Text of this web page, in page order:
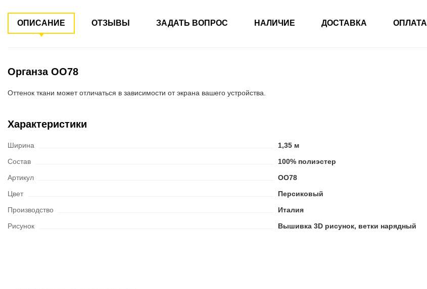
ОПИСАНИЕ ОТЗЫВЫ ЗАДАТЬ ВОПРОС НАЛИЧИЕ ДОСТАВКА ОПЛАТА
Органза ОО78
Оттенок ткани может отличаться в зависимости от экрана вашего устройства.
Характеристики
Ширина
1,35 м
Состав
100% полиэстер
Артикул
ОО78
Цвет
Персиковый
Производство
Италия
Рисунок
Вышивка 3D рисунок, ветки нарядный